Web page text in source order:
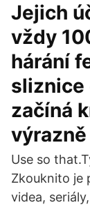
Jejich
vždy
hárání
sliznice
začíná
výrazně
Use so
Zkouknito je
videa,